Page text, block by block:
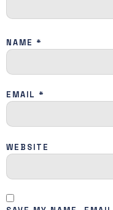
NAME *
EMAIL *
WEBSITE